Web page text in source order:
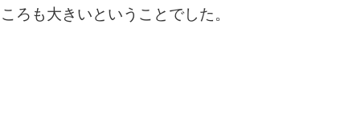
ころも大きいということでした。